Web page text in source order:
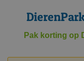
Pak korting op